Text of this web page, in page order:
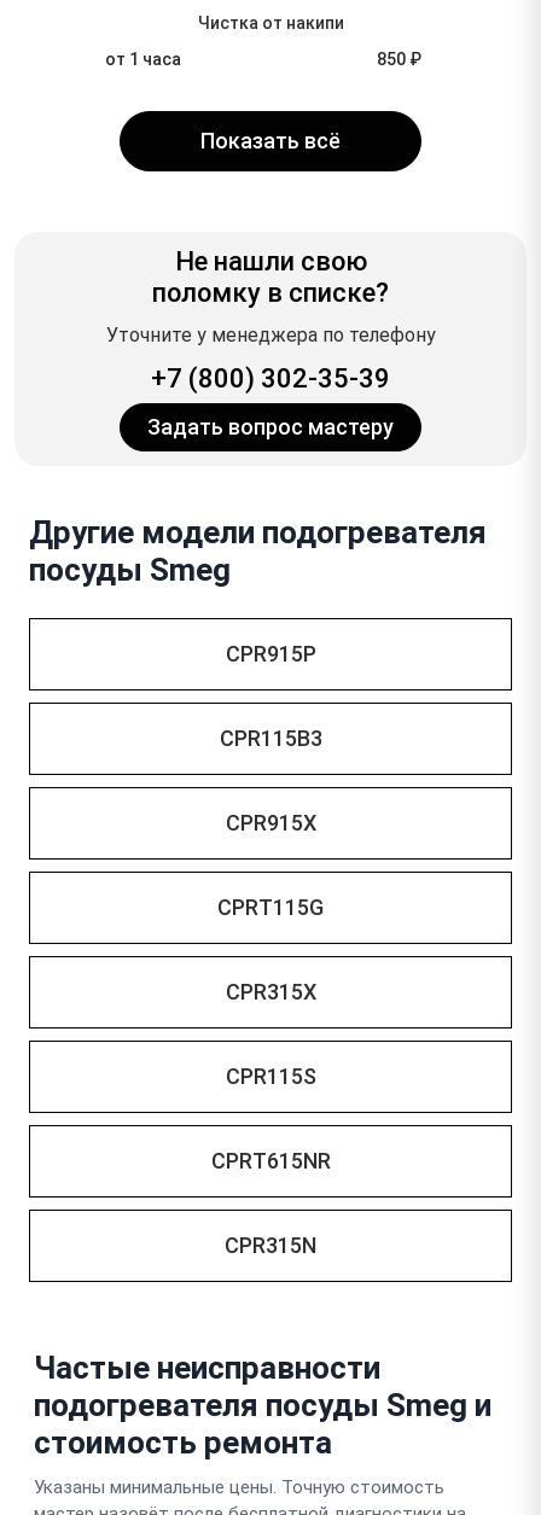
Чистка от накипи
от 1 часа
850 ₽
Показать всё
Не нашли свою
поломку в списке?
Уточните у менеджера по телефону
+7 (800) 302-35-39
Задать вопрос мастеру
Другие модели подогревателя
посуды Smeg
CPR915P
CPR115B3
CPR915X
CPRT115G
CPR315X
CPR115S
CPRT615NR
CPR315N
Частые неисправности
подогревателя посуды Smeg и
стоимость ремонта
Указаны минимальные цены. Точную стоимость